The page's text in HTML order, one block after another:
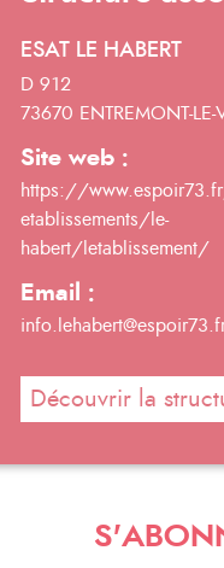
ESAT LE HABERT
D 912
73670 ENTREMONT-LE-
Site web :
https://
etablissements/le-
habert/letablissement/
Email :
Découvrir la